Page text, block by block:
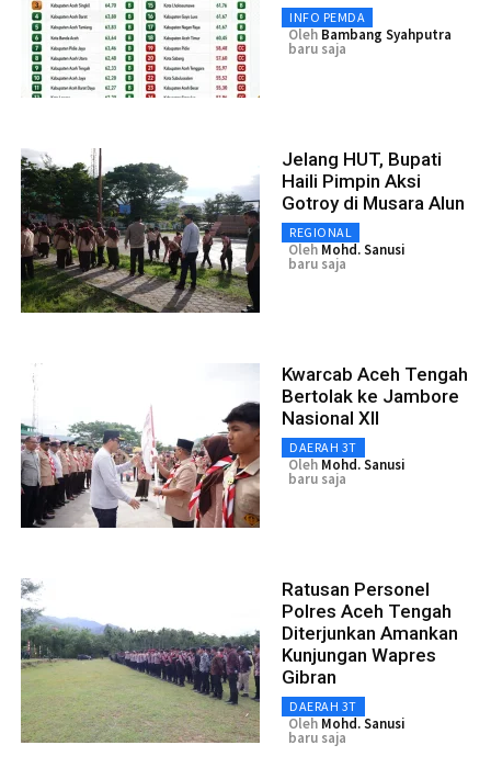
INFO PEMDA
Oleh Bambang Syahputra
baru saja
Jelang HUT, Bupati
Haili Pimpin Aksi
Gotroy di Musara Alun
REGIONAL
Oleh Mohd. Sanusi
baru saja
Kwarcab Aceh Tengah
Bertolak ke Jambore
Nasional XII
DAERAH 3T
Oleh Mohd. Sanusi
baru saja
Ratusan Personel
Polres Aceh Tengah
Diterjunkan Amankan
Kunjungan Wapres
Gibran
DAERAH 3T
Oleh Mohd. Sanusi
baru saja